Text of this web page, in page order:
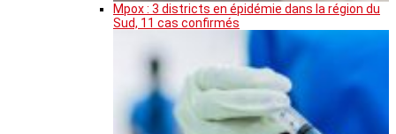
Mpox : 3 districts en épidémie dans la région du
Sud, 11 cas confirmés